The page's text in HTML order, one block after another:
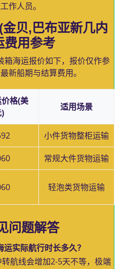
作人员。
贝,巴布亚新几内
费用参考
箱海运报价如下，报价仅作参
新船期与结算费用。
格(美
适用场景
小件货物整柜运输
常规大件货物运输
轻泡类货物运输
问题解答
实际航行时长多久？
航线会增加2-5天不等，极端